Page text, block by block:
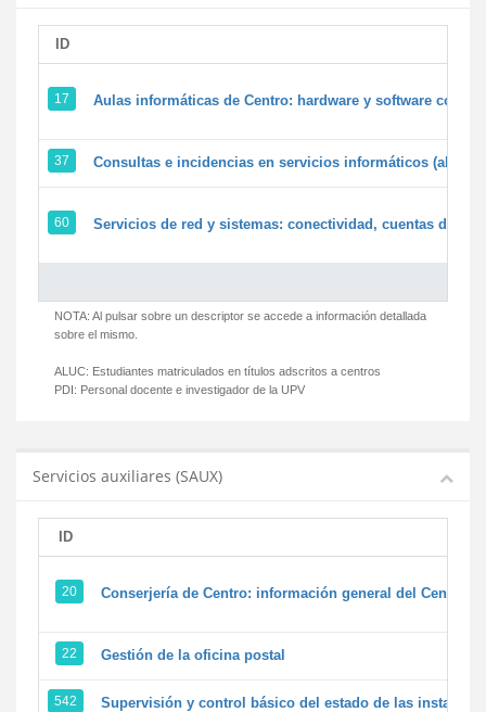
ID
17 Aulas informáticas de Centro: hardware y software
37 Consultas e incidencias en servicios informáticos
60 Servicios de red y sistemas: conectividad, cuentas de
NOTA: Al pulsar sobre un descriptor se accede a información detallada
sobre el mismo.
ALUC: Estudiantes matriculados en títulos adscritos a centros
PDI: Personal docente e investigador de la UPV
Servicios auxiliares (SAUX)
ID
20 Conserjería de Centro: información general del Centro y
22 Gestión de la oficina postal
542 Supervisión y control básico del estado de las